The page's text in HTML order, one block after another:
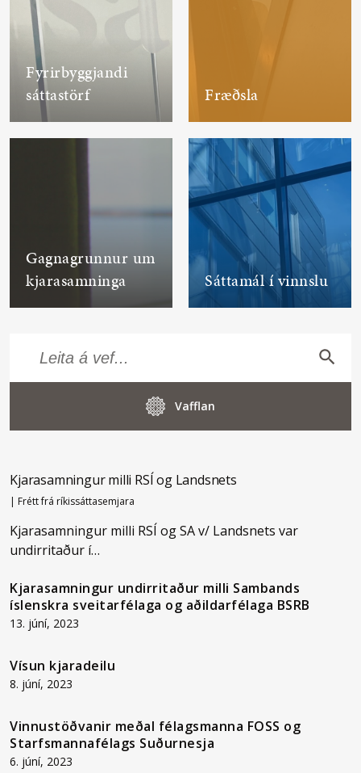
Fyrirbyggjandi
sáttastörf
Fræðsla
Gagnagrunnur um
kjarasamninga
Sáttamál í vinnslu
Vafflan
Kjarasamningur milli RSÍ og Landsnets
| Frétt frá ríkissáttasemjara
Kjarasamningur milli RSÍ og SA v/ Landsnets var
undirritaður í…
13. júní, 2023
Kjarasamningur undirritaður milli Sambands
íslenskra sveitarfélaga og aðildarfélaga BSRB
8. júní, 2023
Vísun kjaradeilu
6. júní, 2023
Vinnustöðvanir meðal félagsmanna FOSS og
Starfsmannafélags Suðurnesja